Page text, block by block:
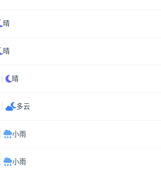
晴
晴
晴
多云
小雨
小雨